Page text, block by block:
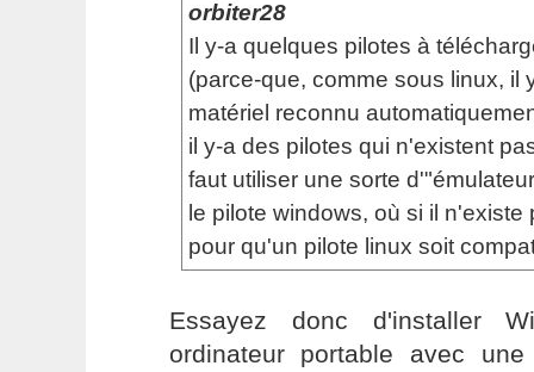
orbiter28
Il y-a quelques pilotes à
(parce-que, comme sous linux, il
matériel reconnu
il y-a des pilotes qui n'existent
faut utiliser une sorte
le pilote windows, où si il n'existe
pour qu'un pilote linux soit
Essayez donc d'installer
ordinateur portable avec